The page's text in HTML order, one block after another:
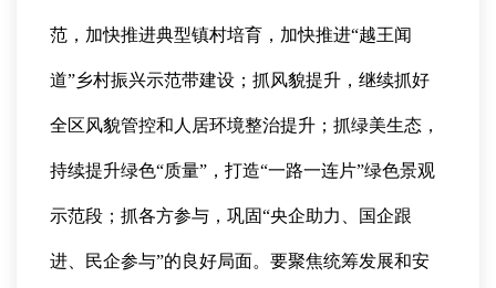
范，加快推进典型镇村培育，加快推进“越王闻
道”乡村振兴示范带建设；抓风貌提升，继续抓好
全区风貌管控和人居环境整治提升；抓绿美生态，
持续提升绿色“质量”，打造“一路一连片”绿色景观
示范段；抓各方参与，巩固“央企助力、国企跟
进、民企参与”的良好局面。要聚焦统筹发展和安